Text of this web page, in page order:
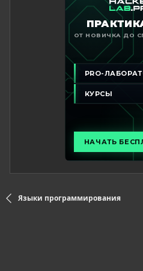
Языки программирования